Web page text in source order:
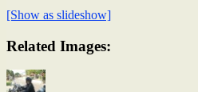
[Show as slideshow]
Related Images:
Autor: